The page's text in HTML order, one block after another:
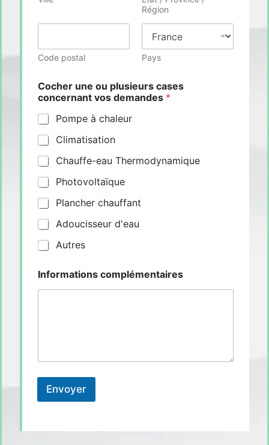
Région
Code postal Pays
Cocher une ou plusieurs cases
concernant vos demandes *
Pompe à chaleur
Climatisation
Chauffe-eau Thermodynamique
Photovoltaïque
Plancher chauffant
Adoucisseur d'eau
Autres
Informations complémentaires
Envoyer